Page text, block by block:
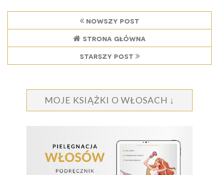
nowszy post
strona główna
starszy post
MOJE KSIĄŻKI O WŁOSACH ↓